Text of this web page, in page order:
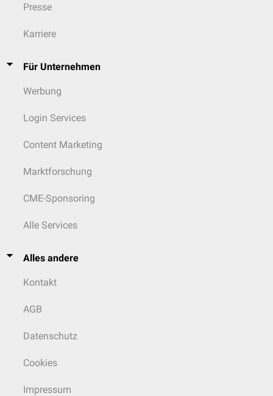
Presse
Karriere
Für Unternehmen
Werbung
Login Services
Content Marketing
Marktforschung
CME-Sponsoring
Alle Services
Alles andere
Kontakt
AGB
Datenschutz
Cookies
Impressum